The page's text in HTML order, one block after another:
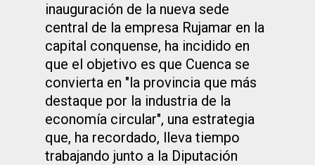
inauguración de la nueva sede
central de la empresa Rujamar en la
capital conquense, ha incidido en
que el objetivo es que Cuenca se
convierta en "la provincia que más
destaque por la industria de la
economía circular", una estrategia
que, ha recordado, lleva tiempo
trabajando junto a la Diputación